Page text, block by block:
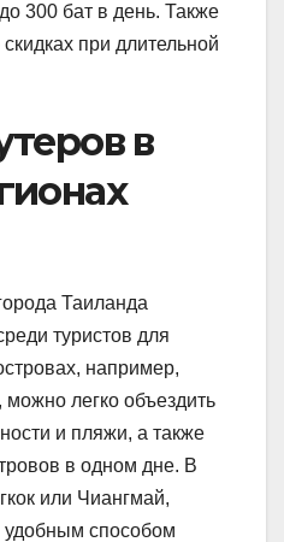
300 бат в день. Также
при длительной
в
Таиланда
туристов для
например,
легко объездить
и пляжи, а также
в одном дне. В
или Чиангмай,
удобным способом